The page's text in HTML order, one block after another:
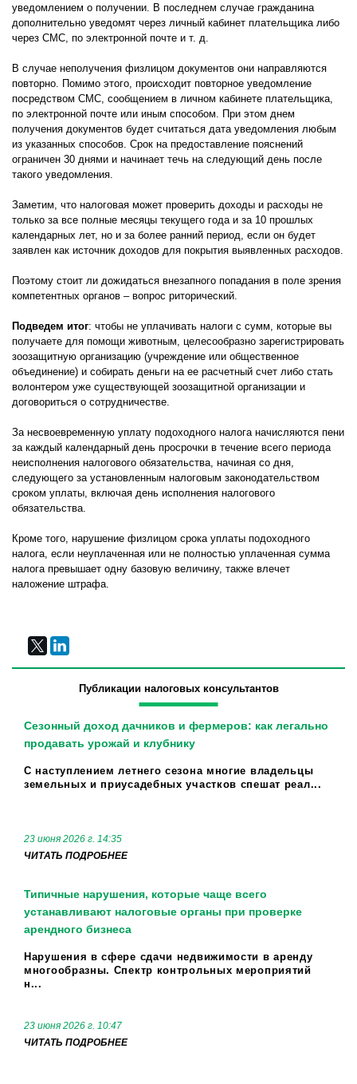
уведомлением о получении. В последнем случае гражданина
дополнительно уведомят через личный кабинет плательщика либо
через СМС, по электронной почте и т. д.
В случае неполучения физлицом документов они направляются
повторно. Помимо этого, происходит повторное уведомление
посредством СМС, сообщением в личном кабинете плательщика,
по электронной почте или иным способом. При этом днем
получения документов будет считаться дата уведомления любым
из указанных способов. Срок на предоставление пояснений
ограничен 30 днями и начинает течь на следующий день после
такого уведомления.
Заметим, что налоговая может проверить доходы и расходы не
только за все полные месяцы текущего года и за 10 прошлых
календарных лет, но и за более ранний период, если он будет
заявлен как источник доходов для покрытия выявленных расходов.
Поэтому стоит ли дожидаться внезапного попадания в поле зрения
компетентных органов – вопрос риторический.
Подведем итог: чтобы не уплачивать налоги с сумм, которые вы
получаете для помощи животным, целесообразно зарегистрировать
зоозащитную организацию (учреждение или общественное
объединение) и собирать деньги на ее расчетный счет либо стать
волонтером уже существующей зоозащитной организации и
договориться о сотрудничестве.
За несвоевременную уплату подоходного налога начисляются пени
за каждый календарный день просрочки в течение всего периода
неисполнения налогового обязательства, начиная со дня,
следующего за установленным налоговым законодательством
сроком уплаты, включая день исполнения налогового
обязательства.
Кроме того, нарушение физлицом срока уплаты подоходного
налога, если неуплаченная или не полностью уплаченная сумма
налога превышает одну базовую величину, также влечет
наложение штрафа.
Публикации налоговых консультантов
Сезонный доход дачников и фермеров: как легально
продавать урожай и клубнику
С наступлением летнего сезона многие владельцы
земельных и приусадебных участков спешат реал...
23 июня 2026 г. 14:35
ЧИТАТЬ ПОДРОБНЕЕ
Типичные нарушения, которые чаще всего
устанавливают налоговые органы при проверке
арендного бизнеса
Нарушения в сфере сдачи недвижимости в аренду
многообразны. Спектр контрольных мероприятий
н...
23 июня 2026 г. 10:47
ЧИТАТЬ ПОДРОБНЕЕ